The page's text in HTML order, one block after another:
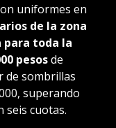
uniformes en
de la zona
para toda la
pesosde
de sombrillas
superando
seis cuotas.